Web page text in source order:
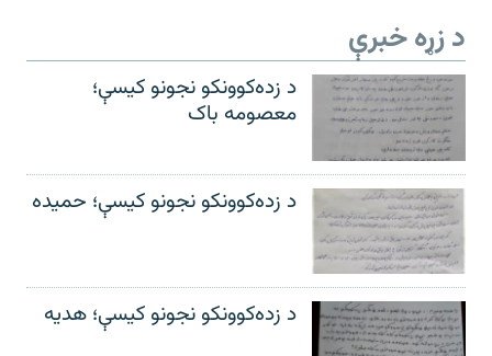
د زړه خبرې
د زده‌کوونکو نجونو کیسې؛
معصومه باک
د زده‌کوونکو نجونو کیسې؛ حمیده
د زده‌کوونکو نجونو کیسې؛ هدیه